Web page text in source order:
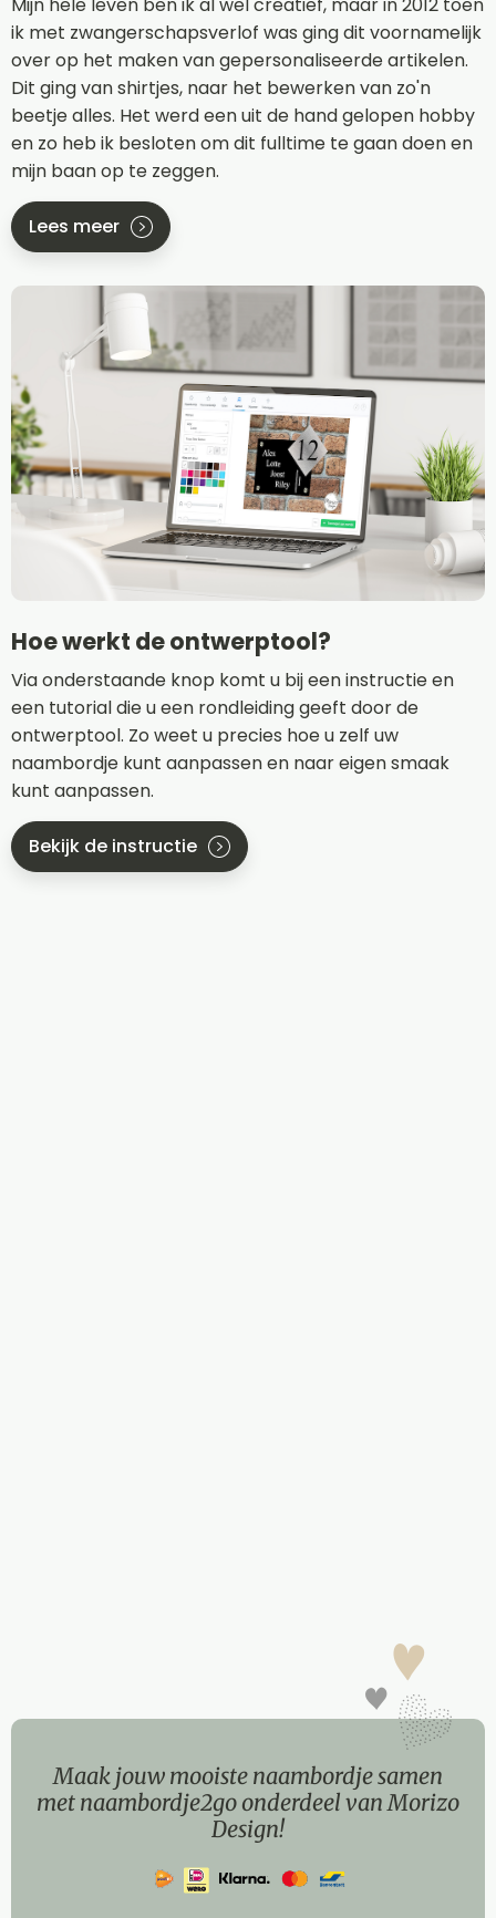
ik met zwangerschapsverlof was ging dit voornamelijk
over op het maken van gepersonaliseerde artikelen.
Dit ging van shirtjes, naar het bewerken van zo'n
beetje alles. Het werd een uit de hand gelopen hobby
en zo heb ik besloten om dit fulltime te gaan doen en
mijn baan op te zeggen.
Lees meer
Hoe werkt de ontwerptool?
Via onderstaande knop komt u bij een instructie en
een tutorial die u een rondleiding geeft door de
ontwerptool. Zo weet u precies hoe u zelf uw
naambordje kunt aanpassen en naar eigen smaak
kunt aanpassen.
Bekijk de instructie
Maak jouw mooiste naambordje samen
met naambordje2go onderdeel van Morizo
Design!